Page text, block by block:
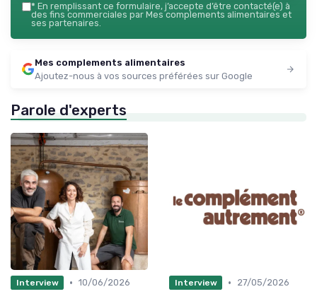
* En remplissant ce formulaire, j’accepte d’être contacté(e) à
des fins commerciales par Mes complements alimentaires et
ses partenaires.
Mes complements alimentaires
Ajoutez-nous à vos sources préférées sur Google
Parole d'experts
Interview • 10/06/2026
Interview •
27/05/2026